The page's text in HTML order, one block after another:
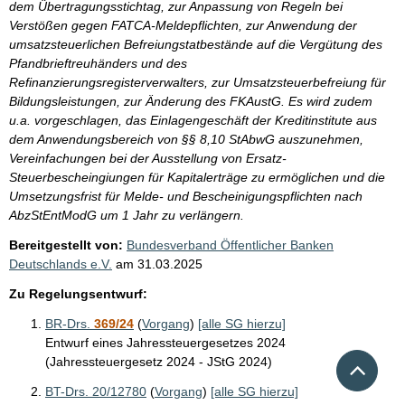
dem Übertragungsstichtag, zur Anpassung von Regeln bei
Verstößen gegen FATCA-Meldepflichten, zur Anwendung der
umsatzsteuerlichen Befreiungstatbestände auf die Vergütung des
Pfandbrieftreuhänders und des
Refinanzierungsregisterverwalters, zur Umsatzsteuerbefreiung für
Bildungsleistungen, zur Änderung des FKAustG. Es wird zudem
u.a. vorgeschlagen, das Einlagengeschäft der Kreditinstitute aus
dem Anwendungsbereich von §§ 8,10 StAbwG auszunehmen,
Vereinfachungen bei der Ausstellung von Ersatz-
Steuerbescheingiungen für Kapitalerträge zu ermöglichen und die
Umsetzungsfrist für Melde- und Bescheinigungspflichten nach
AbzStEntModG um 1 Jahr zu verlängern.
Bereitgestellt von: Bundesverband Öffentlicher Banken
Deutschlands e.V. am 31.03.2025
Zu Regelungsentwurf:
BR-Drs. 369/24 (Vorgang) [alle SG hierzu]
Entwurf eines Jahressteuergesetzes 2024
(Jahressteuergesetz 2024 - JStG 2024)
BT-Drs. 20/12780 (Vorgang) [alle SG hierzu]